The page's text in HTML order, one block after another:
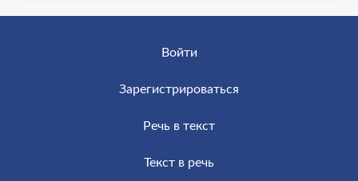
Войти
Зарегистрироваться
Речь в текст
Текст в речь